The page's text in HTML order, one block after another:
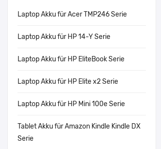
Laptop Akku für Acer TMP246 Serie
Laptop Akku für HP 14-Y Serie
Laptop Akku für HP EliteBook Serie
Laptop Akku für HP Elite x2 Serie
Laptop Akku für HP Mini 100e Serie
Tablet Akku für Amazon Kindle Kindle DX
Serie